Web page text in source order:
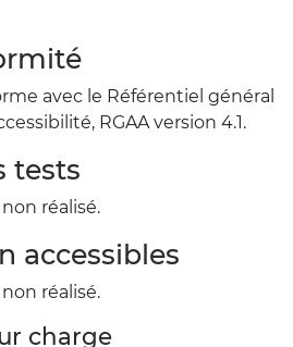
avec le Référentiel général
RGAA version 4.1.
tests
réalisé.
accessibles
réalisé.
charge